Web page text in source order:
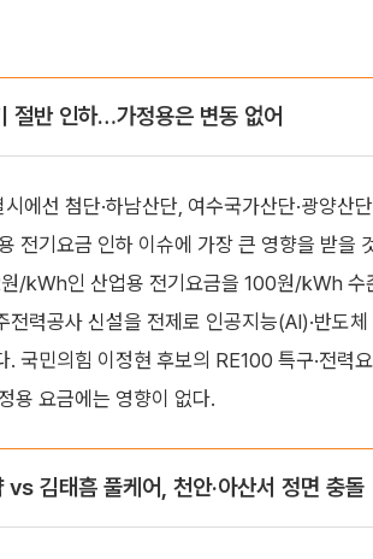
절반 인하…가정용은 변동 없어
에선 첨단·하남산단, 여수국가산단·광양산
전기요금 인하 이슈에 가장 큰 영향을 받을
/kWh인 산업용 전기요금을 100원/kWh 수
전력공사 신설을 전제로 인공지능(AI)·반도
. 국민의힘 이정현 후보의 RE100 특구·전력
용 요금에는 영향이 없다.
김태흠 풀케어, 천안·아산서 정면 충돌